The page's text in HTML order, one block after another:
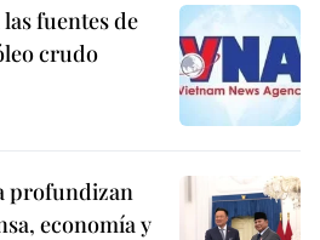
fuentes de
crudo
profundizan
economía y